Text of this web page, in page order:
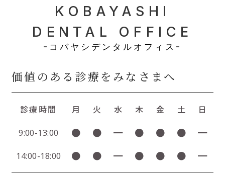
KOBAYASHI
DENTAL OFFICE
-コバヤシデンタルオフィス-
価値のある診療をみなさまへ
診療時間 月 火 水 木 金 土 日
9:00-13:00 ● ● ━ ● ● ● ━
14:00-18:00 ● ● ━ ● ● ● ━